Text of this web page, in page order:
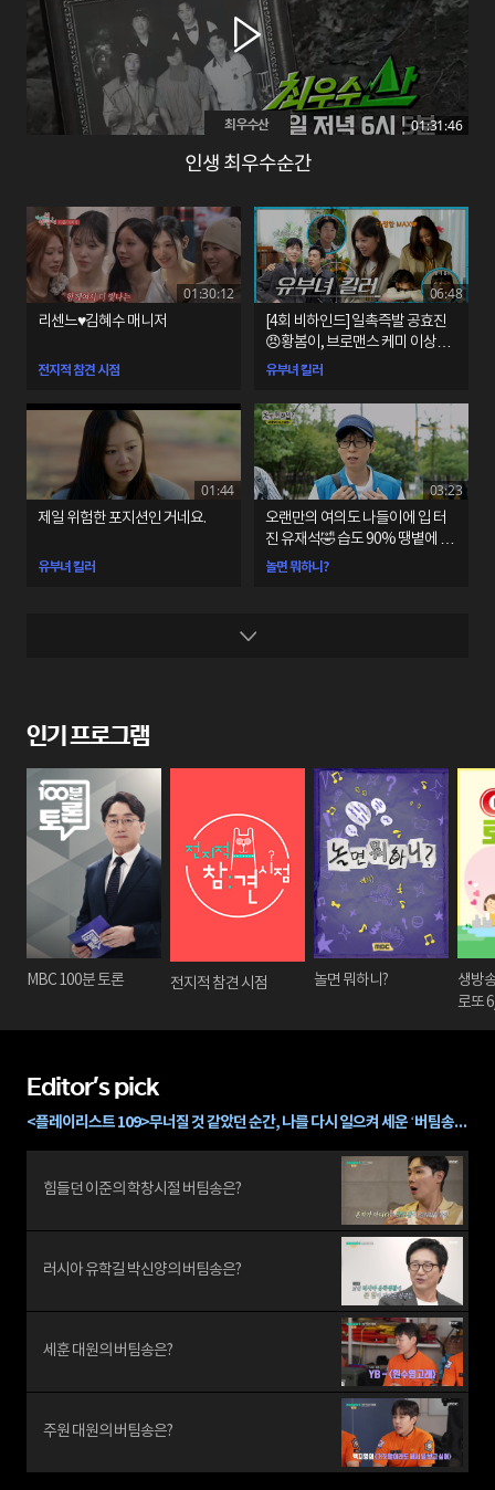
최우수산 01:31:46
인생 최우수순간
01:30:12
리센느♥김혜수 매니저
전지적 참견 시점
06:48
[4회 비하인드] 일촉즉발 공효진
😠황봄이, 브로맨스 케미 이상이
😁최우성
유부녀 킬러
01:44
제일 위험한 포지션인 거네요.
유부녀 킬러
03:23
오랜만의 여의도 나들이에 입 터
진 유재석🤣 습도 90% 땡볕에 폭
발한 회원들🥵
놀면 뭐하니?
인기 프로그램
MBC 100분 토론 전지적 참견 시점 놀면 뭐하니?
생방
로또
Editor's pick
<플레이리스트 109>무너질 것 같았던 순간, 나를 다시 일으켜 세운 ‘버팀송’은?🎵
힘들던 이준의 학창시절 버팀송은?
러시아 유학길 박신양의 버팀송은?
세훈 대원의 버팀송은?
주원 대원의 버팀송은?